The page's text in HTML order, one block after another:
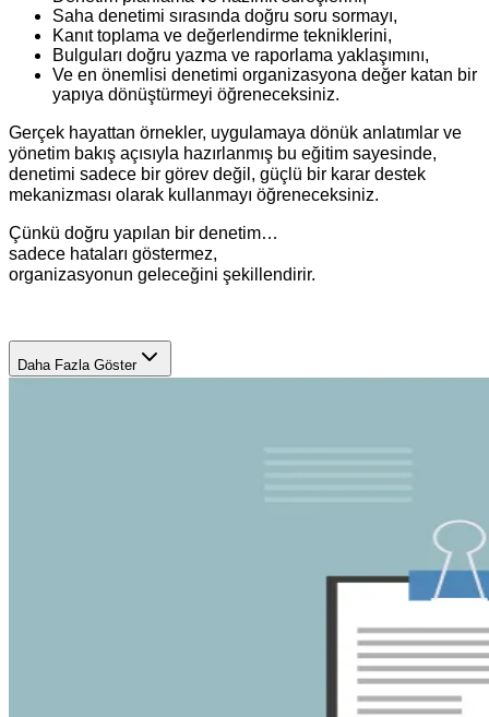
Saha denetimi sırasında doğru soru sormayı,
Kanıt toplama ve değerlendirme tekniklerini,
Bulguları doğru yazma ve raporlama yaklaşımını,
Ve en önemlisi denetimi organizasyona değer katan bir
yapıya dönüştürmeyi öğreneceksiniz.
Gerçek hayattan örnekler, uygulamaya dönük anlatımlar ve
yönetim bakış açısıyla hazırlanmış bu eğitim sayesinde,
denetimi sadece bir görev değil, güçlü bir karar destek
mekanizması olarak kullanmayı öğreneceksiniz.
Çünkü doğru yapılan bir denetim…
sadece hataları göstermez,
organizasyonun geleceğini şekillendirir.
Daha Fazla Göster